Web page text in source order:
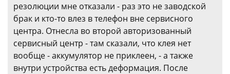
резолюции мне отказали - раз это не заводской
брак и кто-то влез в телефон вне сервисного
центра. Отнесла во второй авторизованный
сервисный центр - там сказали, что клея нет
вообще - аккумулятор не приклеен, - а также
внутри устройства есть деформация. После